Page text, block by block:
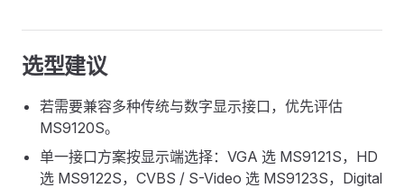
选型建议
若需要兼容多种传统与数字显示接口，优先评估
MS9120S。
单一接口方案按显示端选择：VGA 选 MS9121S，HD
选 MS9122S，CVBS / S-Video 选 MS9123S，Digital